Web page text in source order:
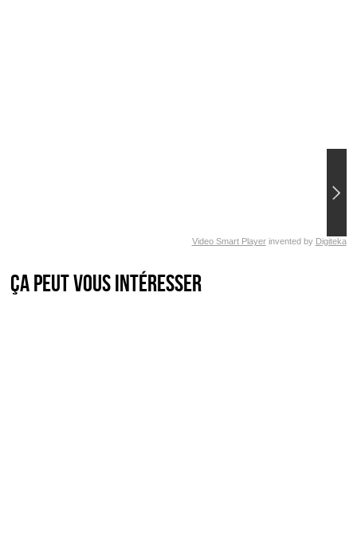
Video Smart Playerinvented by Digiteka
Ça peut vous intéresser